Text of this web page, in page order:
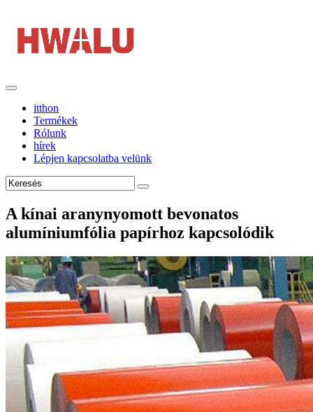
itthon
Termékek
Rólunk
hírek
Lépjen kapcsolatba velünk
A kínai aranynyomott bevonatos
alumíniumfólia papírhoz kapcsolódik